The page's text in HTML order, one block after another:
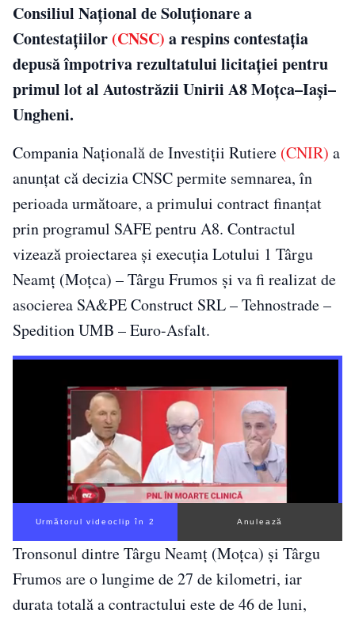
Consiliul Național de Soluționare a
Contestațiilor (CNSC) a respins contestația
depusă împotriva rezultatului licitației pentru
primul lot al Autostrăzii Unirii A8 Moțca–Iași–
Ungheni.
Compania Națională de Investiții Rutiere (CNIR) a
anunțat că decizia CNSC permite semnarea, în
perioada următoare, a primului contract finanțat
prin programul SAFE pentru A8. Contractul
vizează proiectarea și execuția Lotului 1 Târgu
Neamț (Moțca) – Târgu Frumos și va fi realizat de
asocierea SA&PE Construct SRL – Tehnostrade –
Spedition UMB – Euro-Asfalt.
Următorul videoclip în 1 Anulează
Tronsonul dintre Târgu Neamț (Moțca) și Târgu
Frumos are o lungime de 27 de kilometri, iar
durata totală a contractului este de 46 de luni,